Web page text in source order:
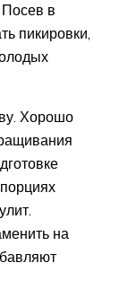
в
пикировки,
Хорошо
на